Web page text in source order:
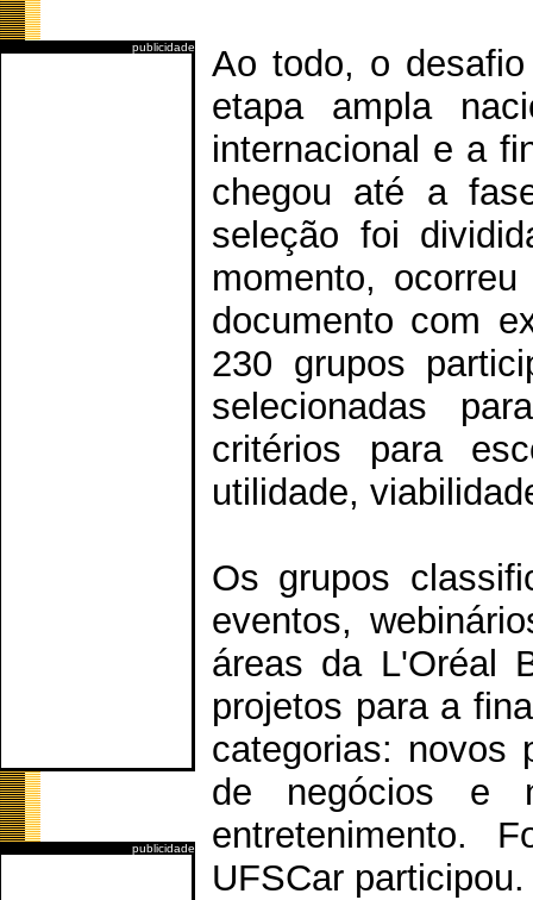
publicidade
publicidade
Ao todo, o
etapa ampla
internacional e a
chegou até a
seleção foi
momento,
documento com
230 grupos
selecionadas
critérios para
utilidade,
Os grupos
eventos,
áreas da L'Oréal
projetos para a
categorias: novos
de negócios e
entretenimento.
UFSCar participou.